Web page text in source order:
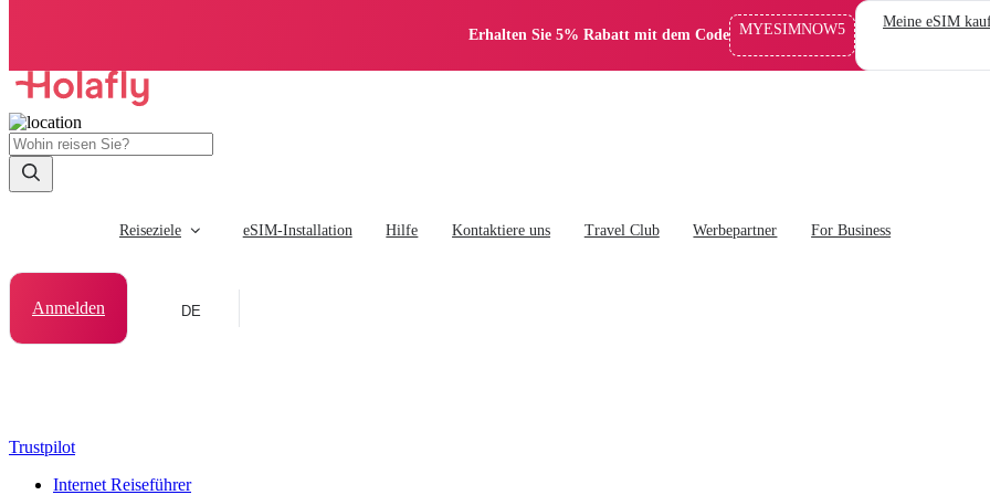
Erhalten Sie 5% Rabatt mit dem Code MYESIMNOW5 Meine eSIM
Reiseziele eSIM-Installation Hilfe Kontaktiere uns Travel Club Werbepartner For Business
Anmelden DE
Trustpilot
Internet Reiseführer